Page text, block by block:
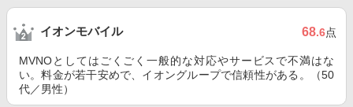
イオンモバイル 68.6点
MVNOとしてはごくごく一般的な対応やサービスで不満はな
い。料金が若干安めで、イオングループで信頼性がある。（50
代／男性）